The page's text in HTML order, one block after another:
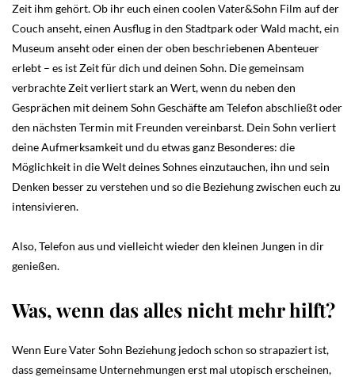
Zeit ihm gehört. Ob ihr euch einen coolen Vater&Sohn Film auf der
Couch anseht, einen Ausflug in den Stadtpark oder Wald macht, ein
Museum anseht oder einen der oben beschriebenen Abenteuer
erlebt – es ist Zeit für dich und deinen Sohn. Die gemeinsam
verbrachte Zeit verliert stark an Wert, wenn du neben den
Gesprächen mit deinem Sohn Geschäfte am Telefon abschließt oder
den nächsten Termin mit Freunden vereinbarst. Dein Sohn verliert
deine Aufmerksamkeit und du etwas ganz Besonderes: die
Möglichkeit in die Welt deines Sohnes einzutauchen, ihn und sein
Denken besser zu verstehen und so die Beziehung zwischen euch zu
intensivieren.
Also, Telefon aus und vielleicht wieder den kleinen Jungen in dir
genießen.
Was, wenn das alles nicht mehr hilft?
Wenn Eure Vater Sohn Beziehung jedoch schon so strapaziert ist,
dass gemeinsame Unternehmungen erst mal utopisch erscheinen,